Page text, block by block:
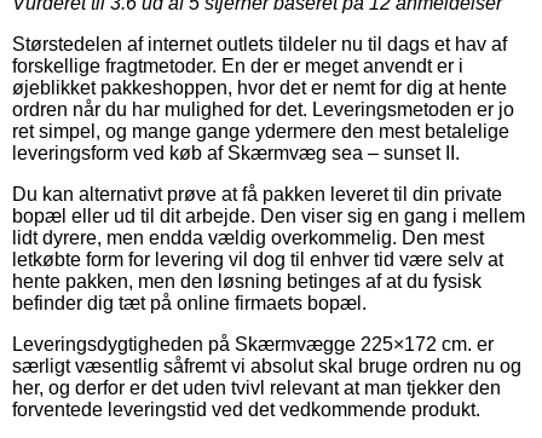
Størstedelen af internet outlets tildeler nu til dags et hav af
forskellige fragtmetoder. En der er meget anvendt er i
øjeblikket pakkeshoppen, hvor det er nemt for dig at hente
ordren når du har mulighed for det. Leveringsmetoden er jo
ret simpel, og mange gange ydermere den mest betalelige
leveringsform ved køb af Skærmvæg sea – sunset II.
Du kan alternativt prøve at få pakken leveret til din private
bopæl eller ud til dit arbejde. Den viser sig en gang i mellem
lidt dyrere, men endda vældig overkommelig. Den mest
letkøbte form for levering vil dog til enhver tid være selv at
hente pakken, men den løsning betinges af at du fysisk
befinder dig tæt på online firmaets bopæl.
Leveringsdygtigheden på Skærmvægge 225×172 cm. er
særligt væsentlig såfremt vi absolut skal bruge ordren nu og
her, og derfor er det uden tvivl relevant at man tjekker den
forventede leveringstid ved det vedkommende produkt.